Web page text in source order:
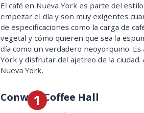
El café en Nueva York es parte del
empezar el día y son muy exigentes
de especificaciones como la carga de
vegetal y cómo quieren que sea la
día como un verdadero neoyorquino.
York y disfrutar del ajetreo de la
Nueva York.
Conwell Coffee Hall